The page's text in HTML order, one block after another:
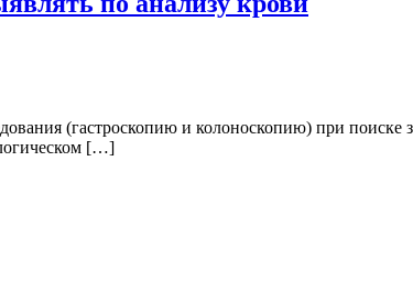
(гастроскопию и колоноскопию) при
[…]